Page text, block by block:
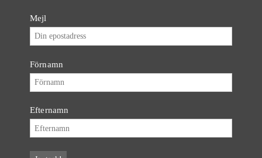
Mejl
Förnamn
Efternamn